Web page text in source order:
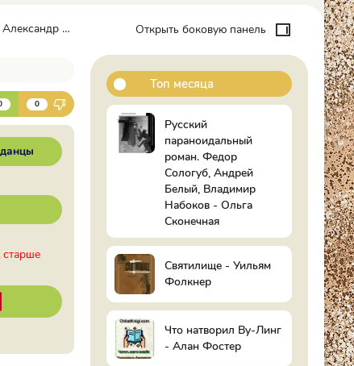
Мазин
0
старше
Открыть боковую панель
Топ месяца
Русский
параноидальный
роман. Федор
Сологуб, Андрей
Белый, Владимир
Набоков - Ольга
Сконечная
Святилище - Уильям
Фолкнер
Что натворил Ву-Линг
- Алан Фостер